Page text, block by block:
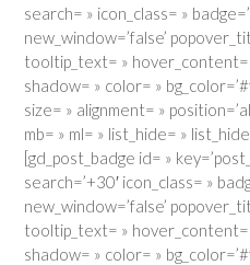
search= » icon_class= »
new_window=’false’
tooltip_text= » hover_content=
shadow= » color= »
size= » alignment= »
mb= » ml= » list_hide= »
[gd_post_badge id= »
search=’+30′ icon_class= »
new_window=’false’
tooltip_text= » hover_content=
shadow= » color= »